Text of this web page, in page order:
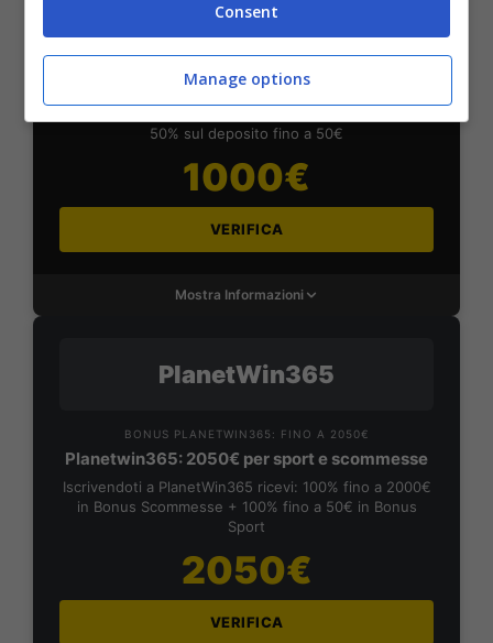
SNAI
Bonus Benvenuto Sport: fino a 1.000€
50% sul deposito fino a 50€
1000€
VERIFICA
Mostra Informazioni
PlanetWin365
BONUS PLANETWIN365: FINO A 2050€
Planetwin365: 2050€ per sport e scommesse
Iscrivendoti a PlanetWin365 ricevi: 100% fino a 2000€
in Bonus Scommesse + 100% fino a 50€ in Bonus
Sport
2050€
VERIFICA
Consent
Manage options